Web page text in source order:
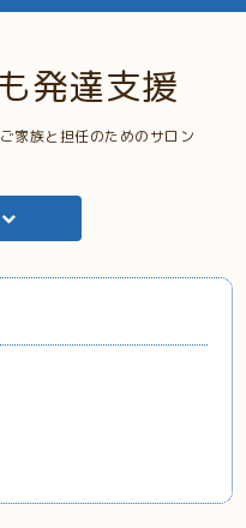
発達支援
家族と担任のためのサロン